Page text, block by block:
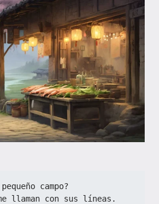
campo?
llaman con sus líneas.